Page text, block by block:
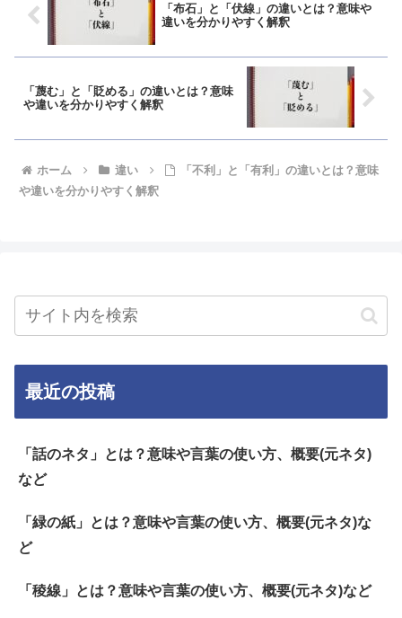
「布石」と「伏線」の違いとは？意味や
違いを分かりやすく解釈
「蔑む」と「貶める」の違いとは？意味
や違いを分かりやすく解釈
ホーム 違い
「不利」と「有利」の違いとは？意味
や違いを分かりやすく解釈
最近の投稿
「話のネタ」とは？意味や言葉の使い方、概要(元ネタ)
など
「緑の紙」とは？意味や言葉の使い方、概要(元ネタ)な
ど
「稜線」とは？意味や言葉の使い方、概要(元ネタ)など